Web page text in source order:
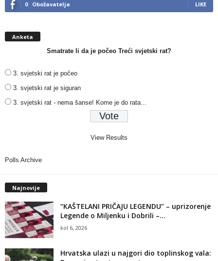
0 Obožavatelja LIKE
Anketa
Smatrate li da je počeo Treći svjetski rat?
3. svjetski rat je počeo
3. svjetski rat je siguran
3. svjetski rat - nema šanse! Kome je do rata...
View Results
Polls Archive
Najnovije
“KAŠTELANI PRIČAJU LEGENDU” – uprizorenje
Legende o Miljenku i Dobrili –...
kol 6, 2026
Hrvatska ulazi u najgori dio toplinskog vala: